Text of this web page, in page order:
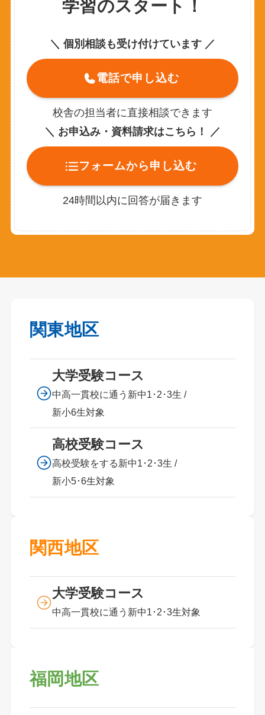
学習のスタート！
＼ 個別相談も受け付けています ／
電話で申し込む
校舎の担当者に直接相談できます
＼ お申込み・資料請求はこちら！ ／
フォームから申し込む
24時間以内に回答が届きます
関東地区
大学受験コース
中高一貫校に通う新中1･2･3生 /
新小6生対象
高校受験コース
高校受験をする新中1･2･3生 /
新小5･6生対象
関西地区
大学受験コース
中高一貫校に通う新中1･2･3生対象
福岡地区